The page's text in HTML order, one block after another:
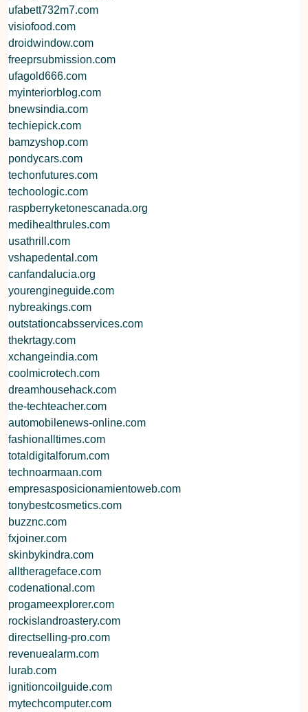
ufabett732m7.com
visiofood.com
droidwindow.com
freeprsubmission.com
ufagold666.com
myinteriorblog.com
bnewsindia.com
techiepick.com
bamzyshop.com
pondycars.com
techonfutures.com
techoologic.com
raspberryketonescanada.org
medihealthrules.com
usathrill.com
vshapedental.com
canfandalucia.org
yourengineguide.com
nybreakings.com
outstationcabsservices.com
thekrtagy.com
xchangeindia.com
coolmicrotech.com
dreamhousehack.com
the-techteacher.com
automobilenews-online.com
fashionalltimes.com
totaldigitalforum.com
technoarmaan.com
empresasposicionamientoweb.com
tonybestcosmetics.com
buzznc.com
fxjoiner.com
skinbykindra.com
alltherageface.com
codenational.com
progameexplorer.com
rockislandroastery.com
directselling-pro.com
revenuealarm.com
lurab.com
ignitioncoilguide.com
mytechcomputer.com